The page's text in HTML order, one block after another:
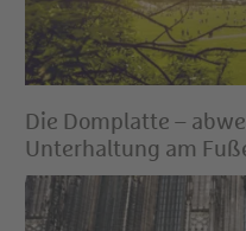
Die Domplatte –
Unterhaltung am